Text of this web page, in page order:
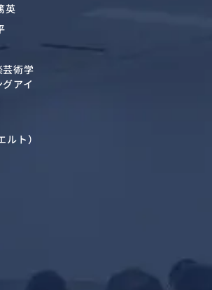
英
術学
アイ
ト）